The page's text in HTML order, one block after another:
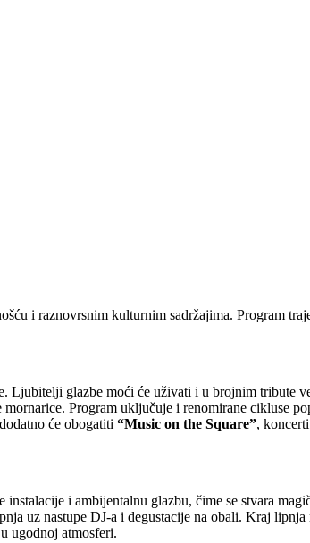
i raznovrsnim kulturnim sadržajima. Program
Ljubitelji glazbe moći će uživati i u brojnim tribute
mornarice. Program uključuje i renomirane cikluse
će obogatiti “Music on the Square”,
i ambijentalnu glazbu, čime se stvara
uz nastupe DJ-a i degustacije na obali. Kraj
ugodnoj atmosferi.